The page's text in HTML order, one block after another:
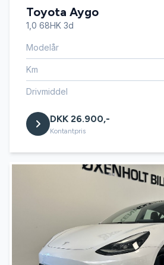
Toyota Aygo
1,0 68HK 3d
Modelår
Km
Drivmiddel
DKK 26.900,-
Kontantpris